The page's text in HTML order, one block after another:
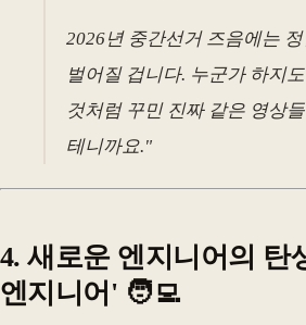
2026년 중간선거 즈음에는
벌어질 겁니다. 누군가 하지
것처럼 꾸민 진짜 같은 영상
테니까요."
4. 새로운 엔지니어의 탄
엔지니어' 🧑‍💻